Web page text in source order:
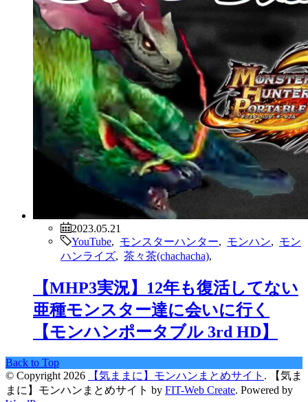
2023.05.21
YouTube
モンスターハンター モンハン
モン
ハンライズ
茶々茶(chachacha)
【MHP3実況】12年も復活してない
亜種モンスター達に会いに行く
【モンハンポータブル 3rd HD】
Back to Top
© Copyright 2026
【気ままに】モンハンまとめサイト .
【気ま
まに】モンハンまとめサイト by FIT-Web Create. Powered by